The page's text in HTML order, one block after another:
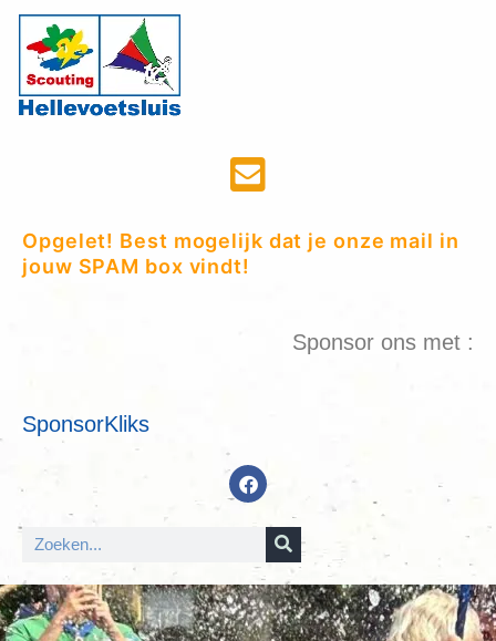
Opgelet! Best mogelijk dat je onze mail in
jouw SPAM box vindt!
Sponsor ons met :
SponsorKliks